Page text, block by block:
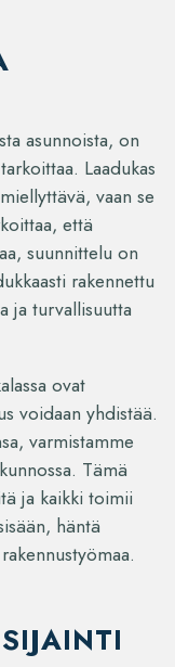
asunnoista, on
Laadukas
vaan se
että
suunnittelu on
rakennettu
ja turvallisuutta
ovat
voidaan yhdistää.
varmistamme
Tämä
ja kaikki toimii
häntä